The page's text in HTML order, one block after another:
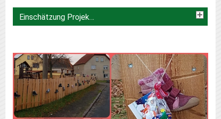
Einschätzung Projektbeirat